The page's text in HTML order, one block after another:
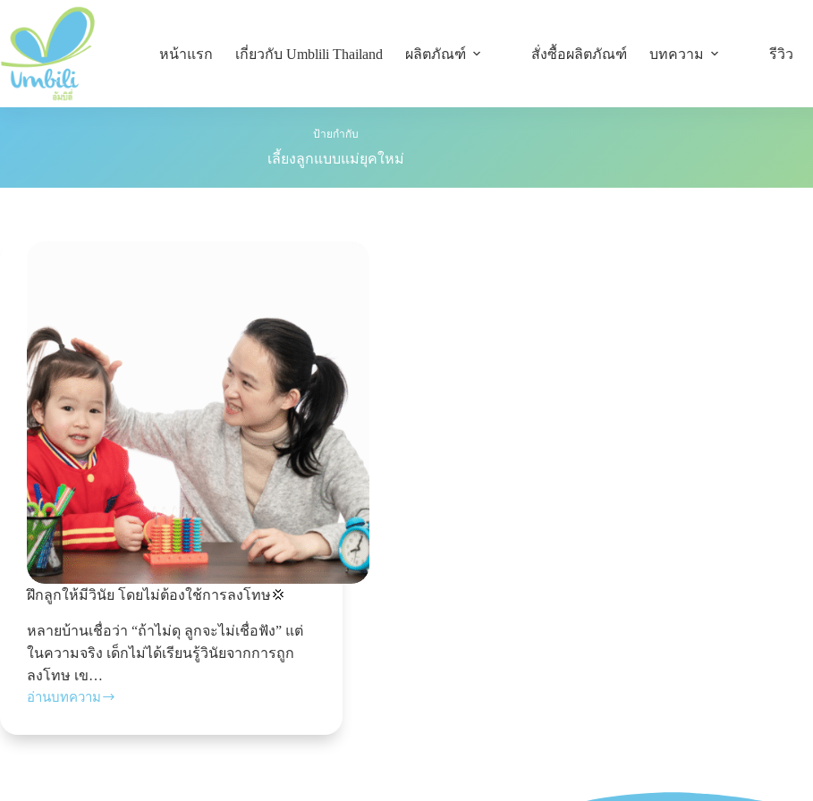
หน้าแรก เกี่ยวกับ Umblili Thailand ผลิตภัณฑ์ สั่งซื้อผลิตภัณฑ์ บทความ รีวิว
ป้ายกำกับ
เลี้ยงลูกแบบแม่ยุคใหม่
ฝึกลูกให้มีวินัย โดยไม่ต้องใช้การลงโทษ💢
หลายบ้านเชื่อว่า “ถ้าไม่ดุ ลูกจะไม่เชื่อฟัง” แต่
ในความจริง เด็กไม่ได้เรียนรู้วินัยจากการถูก
ลงโทษ เข…
อ่านบทความ